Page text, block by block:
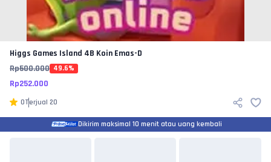
Higgs Games Island 4B Koin Emas-D
Rp500.000 49.6%
Rp252.000
0Terjual 20
Dikirim maksimal 10 menit atau uang kembali